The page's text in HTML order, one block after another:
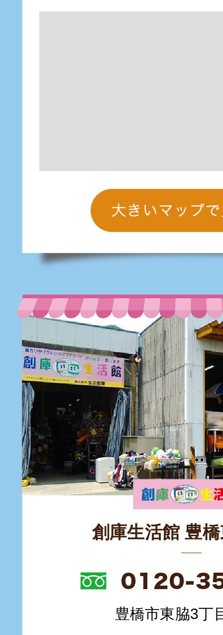
創庫生活館 豊
豊橋市東脇3丁